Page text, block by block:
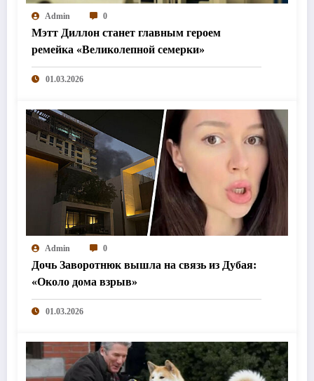
Admin 0
Мэтт Диллон станет главным героем
ремейка «Великолепной семерки»
01.03.2026
Admin 0
Дочь Заворотнюк вышла на связь из Дубая:
«Около дома взрыв»
01.03.2026